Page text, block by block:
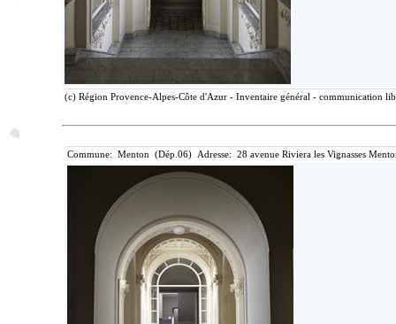
(c) Région Provence-Alpes-Côte d'Azur - Inventaire général - communication
Commune: Menton (Dép.06) Adresse: 28 avenue Riviera les Vignasses